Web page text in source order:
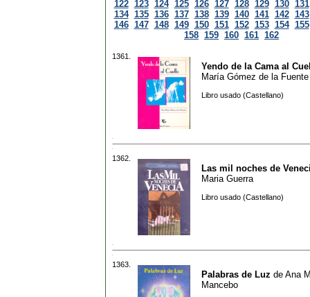
122 123 124 125 126 127 128 129 130 131
134 135 136 137 138 139 140 141 142 143
146 147 148 149 150 151 152 153 154 155
158 159 160 161 162
1361.
Yendo de la Cama al
María Gómez de la Fuente
Libro usado (Castellano)
1362.
Las mil noches de
Maria Guerra
Libro usado (Castellano)
1363.
Palabras de Luz de Ana
Mancebo